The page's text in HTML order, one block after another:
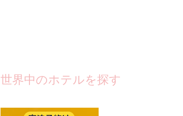
世界中のホテルを探す